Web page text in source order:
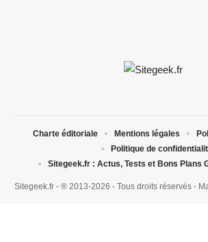
Sitegeek.fr - ® 2013-2026 - Tous droits réservés -
Charte éditoriale Mentions légales
Politique de
Sitegeek.fr : Actus, Tests et Bons Plans